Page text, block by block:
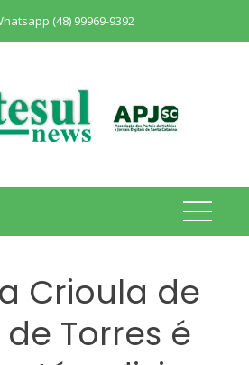
(48) 99969-9392
Crioula de
de Torres é